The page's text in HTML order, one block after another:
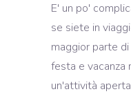
E' un po'
se siete in
maggior parte
festa e vacanza
un'attività